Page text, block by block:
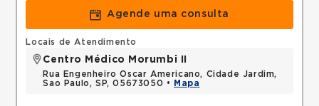
Agende uma consulta
Locais de Atendimento
Centro Médico Morumbi II
Rua Engenheiro Oscar Americano, Cidade Jardim,
Sao Paulo, SP, 05673050 •
Mapa